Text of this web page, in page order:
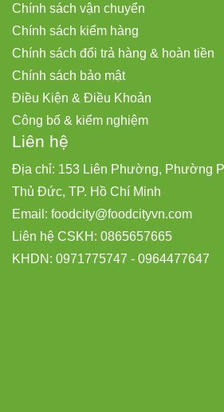
Chính sách vận chuyển
Chính sách kiểm hàng
Chính sách đổi trả hàng & hoàn tiền
Chính sách bảo mật
Điều Kiện & Điều Khoản
Công bố & kiểm nghiệm
Liên hệ
Địa chỉ: 153 Liên Phường, Phường
Thủ Đức, TP. Hồ Chí Minh
Email: foodcity@foodcityvn.com
Liên hệ CSKH: 0865657665
KHDN: 0971775747 - 0964477647